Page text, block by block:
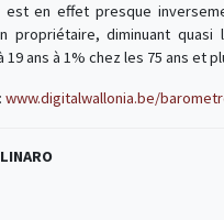
est en effet presque
propriétaire, diminuant quasi
19 ans à 1% chez les 75 ans et
www.digitalwallonia.be/